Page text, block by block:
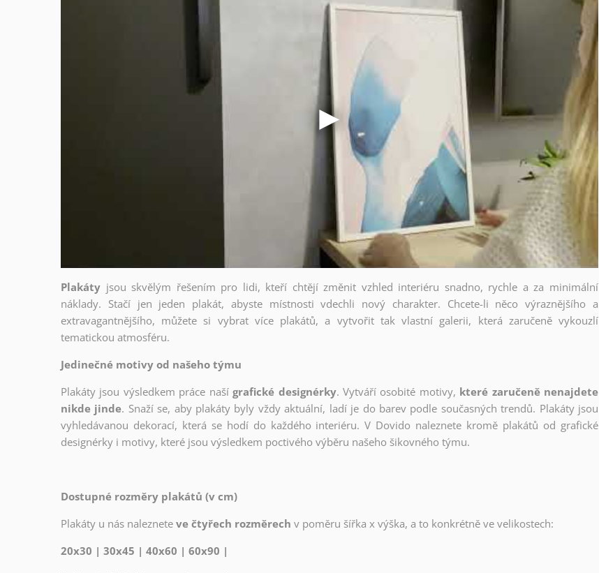
Plakáty jsou skvělým řešením pro lidi, kteří chtějí změnit vzhled interiéru snadno, rychle a za minimální
náklady. Stačí jen jeden plakát, abyste místnosti vdechli nový charakter. Chcete-li něco výraznějšího a
extravagantnějšího, můžete si vybrat více plakátů, a vytvořit tak vlastní galerii, která zaručeně vykouzlí
tematickou atmosféru.
Jedinečné motivy od našeho týmu
Plakáty jsou výsledkem práce naší grafické designérky. Vytváří osobité motivy, které zaručeně nenajdete
nikde jinde. Snaží se, aby plakáty byly vždy aktuální, ladí je do barev podle současných trendů. Plakáty jsou
vyhledávanou dekorací, která se hodí do každého interiéru. V Dovido naleznete kromě plakátů od grafické
designérky i motivy, které jsou výsledkem poctivého výběru našeho šikovného týmu.
Dostupné rozměry plakátů (v cm)
Plakáty u nás naleznete ve čtyřech rozměrech v poměru šířka x výška, a to konkrétně ve velikostech:
20x30 | 30x45 | 40x60 | 60x90 |